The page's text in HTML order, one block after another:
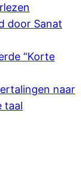
door Sanat
“Korte
naar
taal